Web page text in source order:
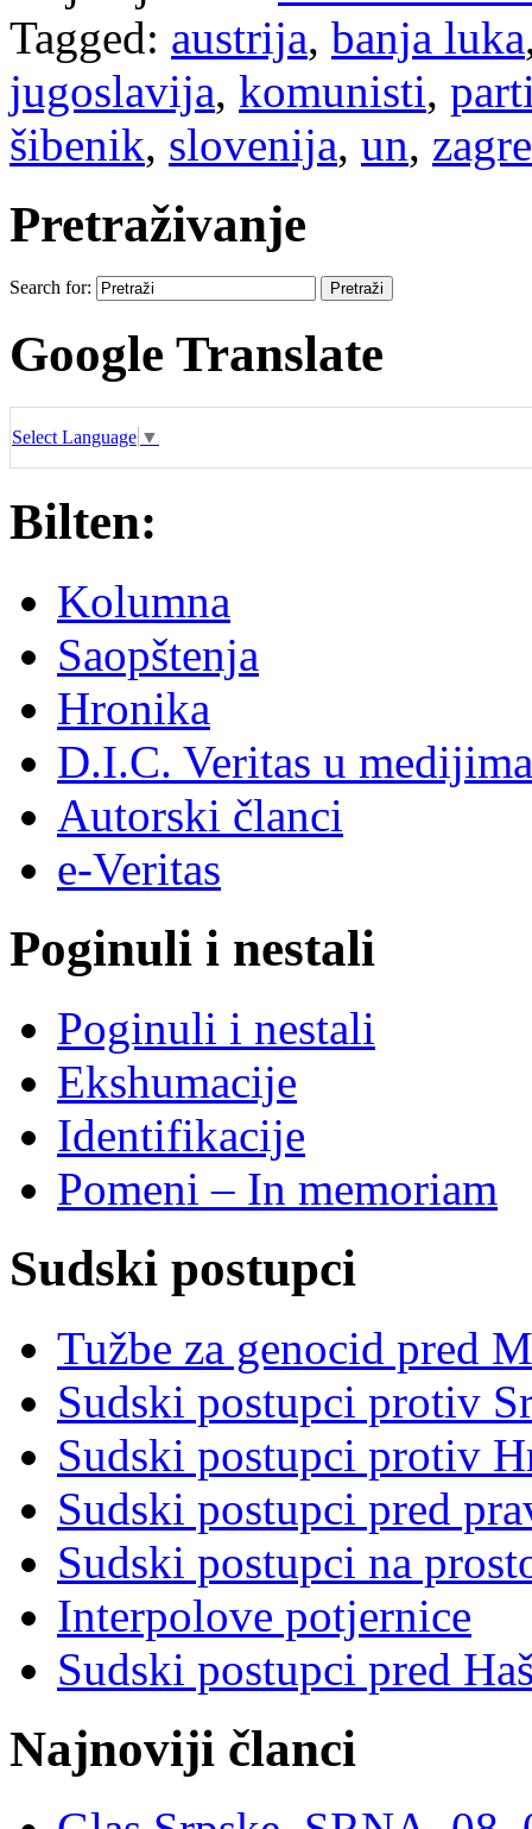
Tagged: austrija, banja luka
jugoslavija, komunisti,
šibenik, slovenija, un,
Pretraživanje
Search for:
Google Translate
Select Language ▼
Bilten:
Kolumna
Saopštenja
Hronika
D.I.C. Veritas u medijima
Autorski članci
e-Veritas
Poginuli i nestali
Poginuli i nestali
Ekshumacije
Identifikacije
Pomeni – In memoriam
Sudski postupci
Tužbe za genocid pred
Sudski postupci protiv
Sudski postupci protiv
Sudski postupci pred
Sudski postupci na
Interpolove potjernice
Sudski postupci pred
Najnoviji članci